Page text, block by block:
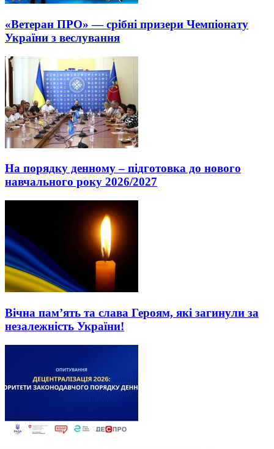
«Ветеран ПРО» — срібні призери Чемпіонату
України з веслування
На порядку денному – підготовка до нового
навчального року 2026/2027
Вічна пам’ять та слава Героям, які загинули за
незалежність України!